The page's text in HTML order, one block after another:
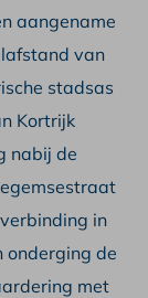
aangename
van
stadsas
Kortrijk
nabij de
in
onderging de
met